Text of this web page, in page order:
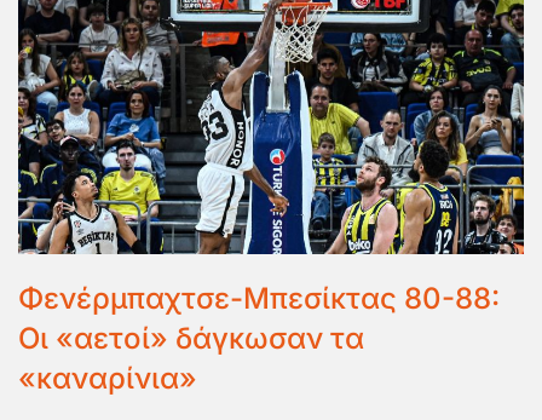
Φενέρμπαχτσε-Μπεσίκτας 80-88:
Οι «αετοί» δάγκωσαν τα
«καναρίνια»